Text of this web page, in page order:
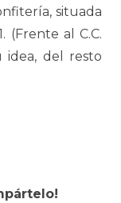
situada
(Frente al C.C.
idea, del resto